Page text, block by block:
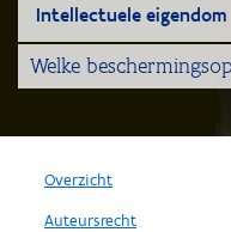
Intellectuele eigendom
Welke
Overzicht
Auteursrecht